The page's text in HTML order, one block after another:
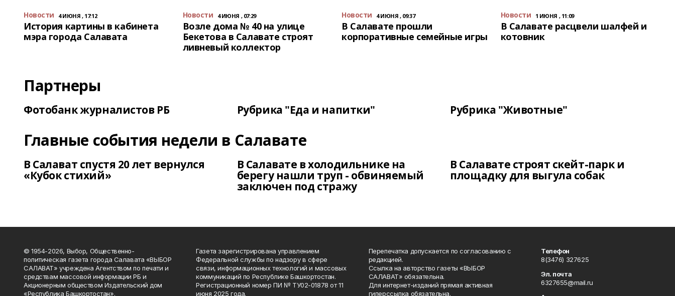
Новости 4 ИЮНЯ , 17:12
История картины в кабинета
мэра города Салавата
Новости 4 ИЮНЯ , 07:29
Возле дома № 40 на улице
Бекетова в Салавате строят
ливневый коллектор
Новости 4 ИЮНЯ , 09:37
В Салавате прошли
корпоративные семейные игры
Новости 1 ИЮНЯ , 11:09
В Салавате расцвели шалфей и
котовник
Партнеры
Фотобанк журналистов РБ Рубрика "Еда и напитки" Рубрика "Животные"
Главные события недели в Салавате
В Салават спустя 20 лет вернулся
«Кубок стихий»
В Салавате в холодильнике на
берегу нашли труп - обвиняемый
заключен под стражу
В Салавате строят скейт-парк и
площадку для выгула собак
© 1954-2026, Выбор, Общественно-
политическая газета города Салавата «ВЫБОР
САЛАВАТ» учреждена Агентством по печати и
средствам массовой информации РБ и
Акционерным обществом Издательский дом
«Республика Башкортостан».
Газета зарегистрирована управлением
Федеральной службы по надзору в сфере
связи, информационных технологий и массовых
коммуникаций по Республике Башкортостан.
Регистрационный номер ПИ № ТУ02-01878 от 11
июня 2025 года.
Перепечатка допускается по согласованию с
редакцией.
Ссылка на авторство газеты «ВЫБОР
САЛАВАТ» обязательна.
Для интернет-изданий прямая активная
гиперссылка обязательна.
Телефон
8(3476) 327625
Эл. почта
6327655@mail.ru